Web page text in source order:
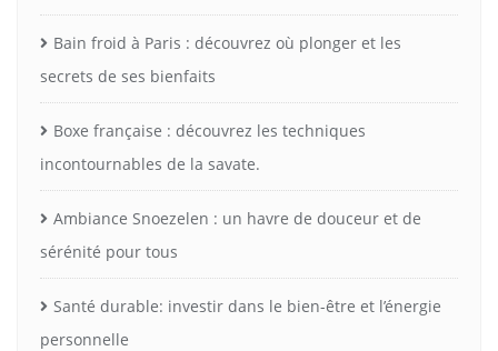
Bain froid à Paris : découvrez où plonger et les
secrets de ses bienfaits
Boxe française : découvrez les techniques
incontournables de la savate.
Ambiance Snoezelen : un havre de douceur et de
sérénité pour tous
Santé durable: investir dans le bien-être et l’énergie
personnelle